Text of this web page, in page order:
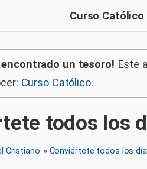
Curso Católico
encontrado un tesoro! Este
Curso Católico.
todos los
Cristiano » Conviértete todos los